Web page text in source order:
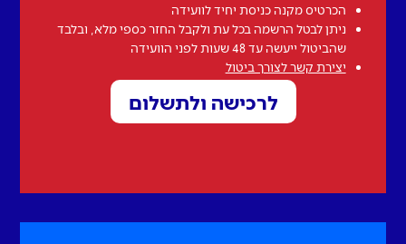
הכרטיס מקנה כניסת יחיד לוועידה
ניתן לבטל הרשמה בכל עת ולקבל החזר כספי מלא, ובלבד
שהביטול ייעשה עד 48 שעות לפני הוועידה
יצירת קשר לצורך ביטול
לרכישה ולתשלום